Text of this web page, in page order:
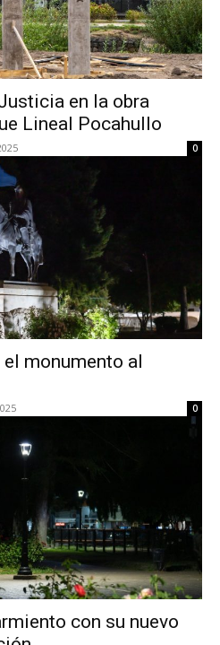
en la obra
Lineal Pocahullo
0
monumento al
0
con su nuevo